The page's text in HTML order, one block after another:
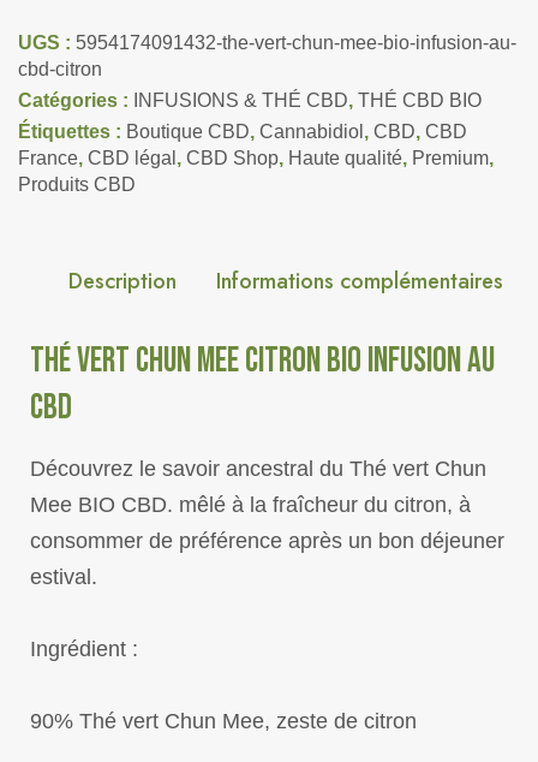
UGS : 5954174091432-the-vert-chun-mee-bio-infusion-au-
cbd-citron
Catégories :
INFUSIONS & THÉ CBD, THÉ CBD BIO
Étiquettes : Boutique CBD, Cannabidiol , CBD, CBD
France, CBD légal , CBD Shop, Haute qualité, Premium,
Produits CBD
Description Informations complémentaires
THÉ VERT CHUN MEE CITRON BIO INFUSION AU
CBD
Découvrez le savoir ancestral du Thé vert Chun
Mee BIO CBD. mêlé à la fraîcheur du citron, à
consommer de préférence après un bon déjeuner
estival.
Ingrédient :
90% Thé vert Chun Mee, zeste de citron